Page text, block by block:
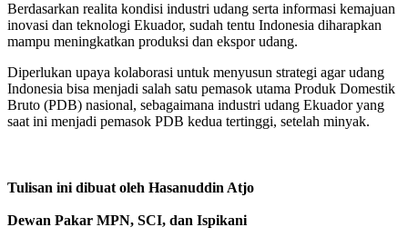
Berdasarkan realita kondisi industri udang serta informasi kemajuan
inovasi dan teknologi Ekuador, sudah tentu Indonesia diharapkan
mampu meningkatkan produksi dan ekspor udang.
Diperlukan upaya kolaborasi untuk menyusun strategi agar udang
Indonesia bisa menjadi salah satu pemasok utama Produk Domestik
Bruto (PDB) nasional, sebagaimana industri udang Ekuador yang
saat ini menjadi pemasok PDB kedua tertinggi, setelah minyak.
Tulisan ini dibuat oleh Hasanuddin Atjo
Dewan Pakar MPN, SCI, dan Ispikani